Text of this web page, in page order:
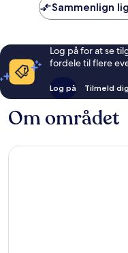
Sammenlign
Log på for at se
fordele til flere
Log på Tilmeld
Om området